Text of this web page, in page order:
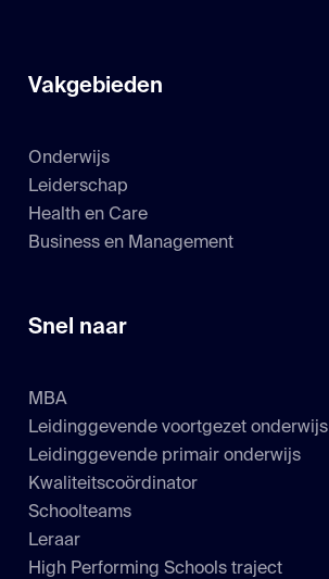
Vakgebieden
Onderwijs
Leiderschap
Health en Care
Business en Management
Snel naar
MBA
Leidinggevende voortgezet onderwijs
Leidinggevende primair onderwijs
Kwaliteitscoördinator
Schoolteams
Leraar
High Performing Schools traject